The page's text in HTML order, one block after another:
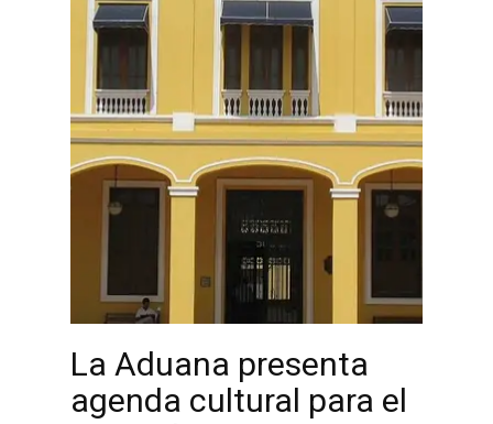
La Aduana presenta
agenda cultural para el